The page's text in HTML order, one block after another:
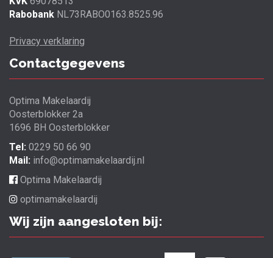
Rabobank NL73RABO0163.8525.96
Privacy verklaring
Contactgegevens
Optima Makelaardij
Oosterblokker 2a
1696 BH Oosterblokker
Tel: 0229 50 66 90
Mail: info@optimamakelaardij.nl
Optima Makelaardij
optimamakelaardij
Wij zijn aangesloten bij: